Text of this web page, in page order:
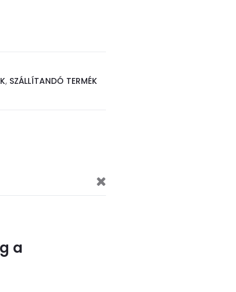
, SZÁLLÍTANDÓ TERMÉK
a